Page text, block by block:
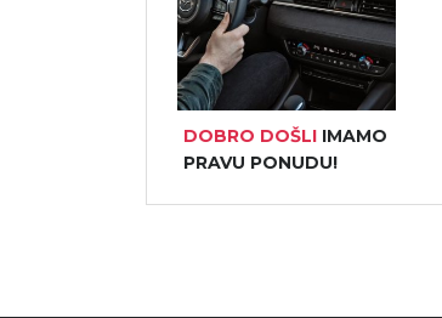
DOBRO DOŠLI IMAMO
PRAVU PONUDU!